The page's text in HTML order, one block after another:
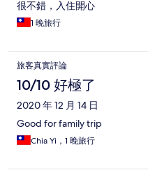
很不錯，入住開心
1 晚旅行
旅客真實評論
10/10 好極了
2020 年 12 月 14 日
Good for family trip
Chia Yi，1 晚旅行